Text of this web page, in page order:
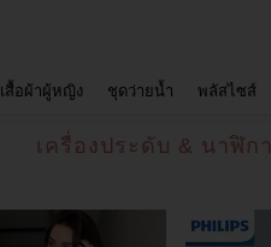
เสื้อผ้าผู้หญิง ชุดว่ายน้ำ พลัสไซส์
เครื่องประดับ & นาฬิกา